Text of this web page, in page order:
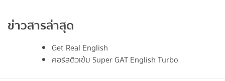
ข่าวสารล่าสุด
Get Real English
คอร์สติวเข้ม Super GAT English Turbo